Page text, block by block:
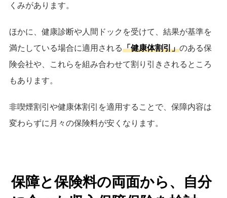
くみがあります。
ほかに、健康診断や人間ドックを受けて、結果が基準を
満たしている場合に適用される「健康体割引」のある保
険会社や、これらを組み合わせて割り引きされるところ
もあります。
非喫煙割引や健康体割引を適用することで、保障内容は
変わらずに月々の保険料が安くなります。
保障と保険料の両面から、自分